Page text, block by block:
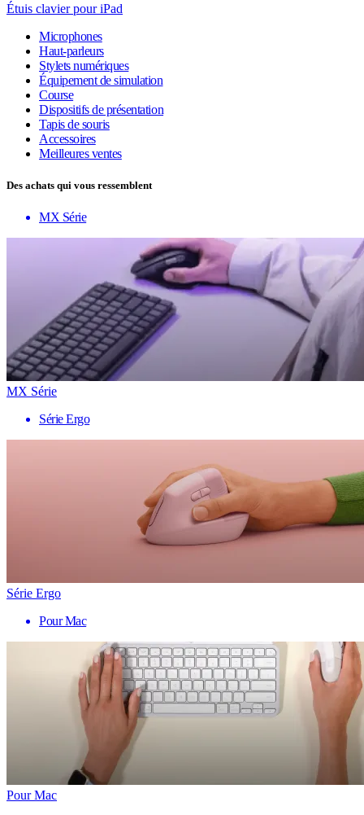
Étuis clavier pour iPad
Microphones
Haut-parleurs
Stylets numériques
Équipement de simulation
Course
Dispositifs de présentation
Tapis de souris
Accessoires
Meilleures ventes
Des achats qui vous ressemblent
MX Série
MX Série
Série Ergo
Série Ergo
Pour Mac
Pour Mac